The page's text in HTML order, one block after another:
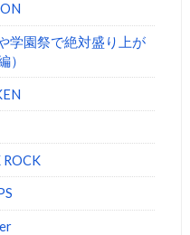
学園祭で絶対盛り上が
）